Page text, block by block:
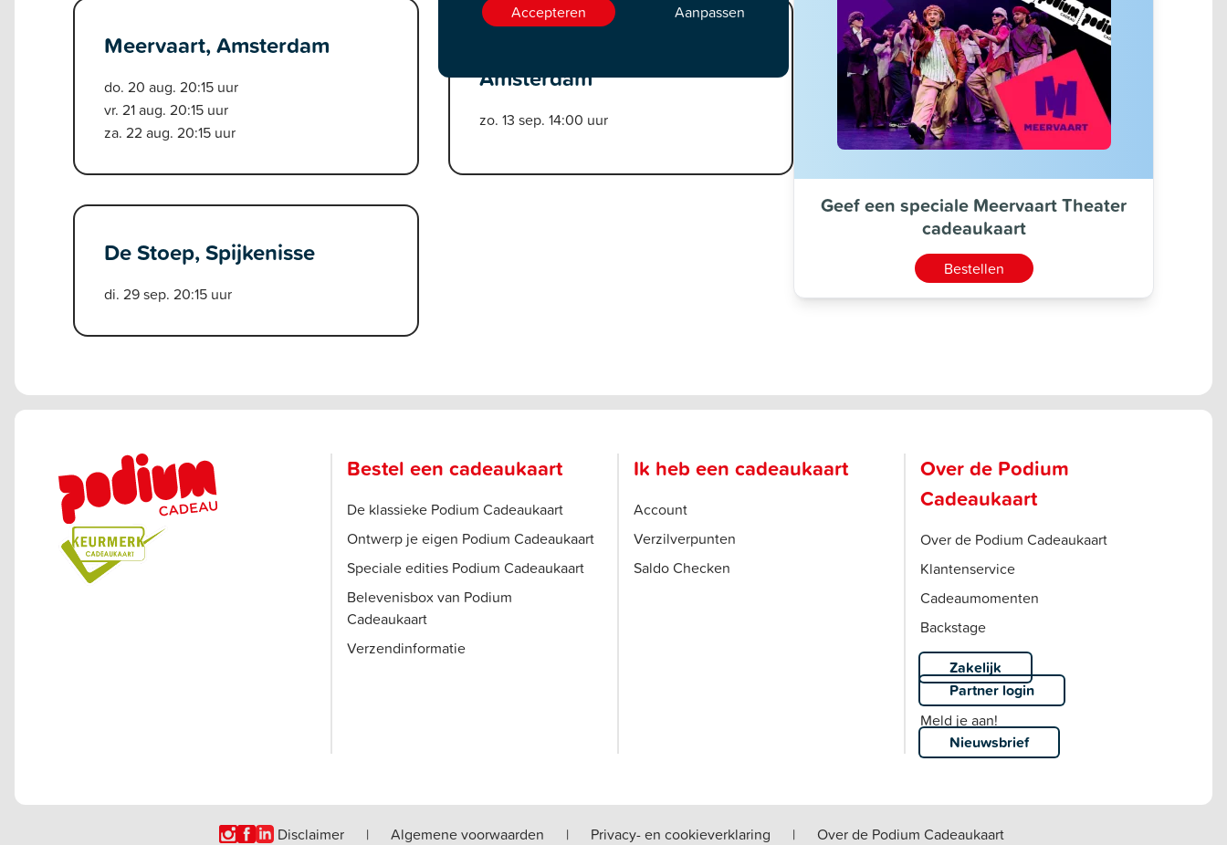
Meervaart, Amsterdam
do. 20 aug. 20:15 uur
vr. 21 aug. 20:15 uur
za. 22 aug. 20:15 uur
Amsterdam
zo. 13 sep. 14:00 uur
De Stoep, Spijkenisse
di. 29 sep. 20:15 uur
Geef een speciale Meervaart Theater
cadeaukaart
Bestellen
Bestel een cadeaukaart
De klassieke Podium Cadeaukaart
Ontwerp je eigen Podium Cadeaukaart
Speciale edities Podium Cadeaukaart
Belevenisbox van Podium
Cadeaukaart
Verzendinformatie
Ik heb een cadeaukaart
Account
Verzilverpunten
Saldo Checken
Over de Podium
Cadeaukaart
Over de Podium Cadeaukaart
Klantenservice
Cadeaumomenten
Backstage
Zakelijk
Partner login
Meld je aan!
Nieuwsbrief
Disclaimer | Algemene voorwaarden | Privacy- en cookieverklaring | Over de Podium Cadeaukaart
Accepteren Aanpassen